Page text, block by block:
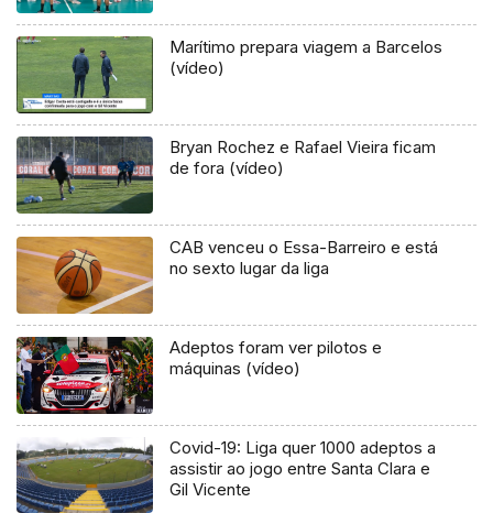
Marítimo prepara viagem a Barcelos
(vídeo)
Bryan Rochez e Rafael Vieira ficam
de fora (vídeo)
CAB venceu o Essa-Barreiro e está
no sexto lugar da liga
Adeptos foram ver pilotos e
máquinas (vídeo)
Covid-19: Liga quer 1000 adeptos a
assistir ao jogo entre Santa Clara e
Gil Vicente